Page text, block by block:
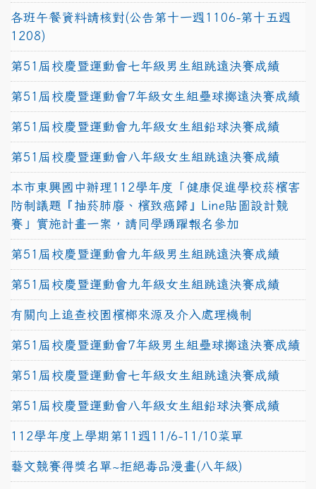
各班午餐資料請核對(公告第十一週1106-第十五週
1208)
第51屆校慶暨運動會七年級男生組跳遠決賽成績
第51屆校慶暨運動會7年級女生組壘球擲遠決賽成績
第51屆校慶暨運動會九年級女生組鉛球決賽成績
第51屆校慶暨運動會八年級女生組跳遠決賽成績
本市東興國中辦理112學年度「健康促進學校菸檳害
防制議題『抽菸肺廢、檳致癌歸』Line貼圖設計競
賽」實施計畫一案，請同學踴躍報名參加
第51屆校慶暨運動會九年級男生組跳遠決賽成績
第51屆校慶暨運動會九年級女生組跳遠決賽成績
有關向上追查校園檳榔來源及介入處理機制
第51屆校慶暨運動會7年級男生組壘球擲遠決賽成績
第51屆校慶暨運動會七年級女生組跳遠決賽成績
第51屆校慶暨運動會八年級女生組鉛球決賽成績
112學年度上學期第11週11/6-11/10菜單
藝文競賽得獎名單~拒絕毒品漫畫(八年級)